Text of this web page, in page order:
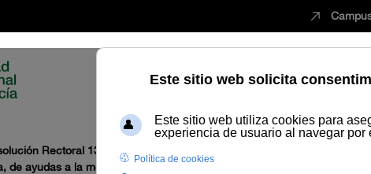
Rectoral 139/2023, de 26 de septiembre, de la Universidad
de ayudas a la movilidad en el marco del programa Erasmus+ para